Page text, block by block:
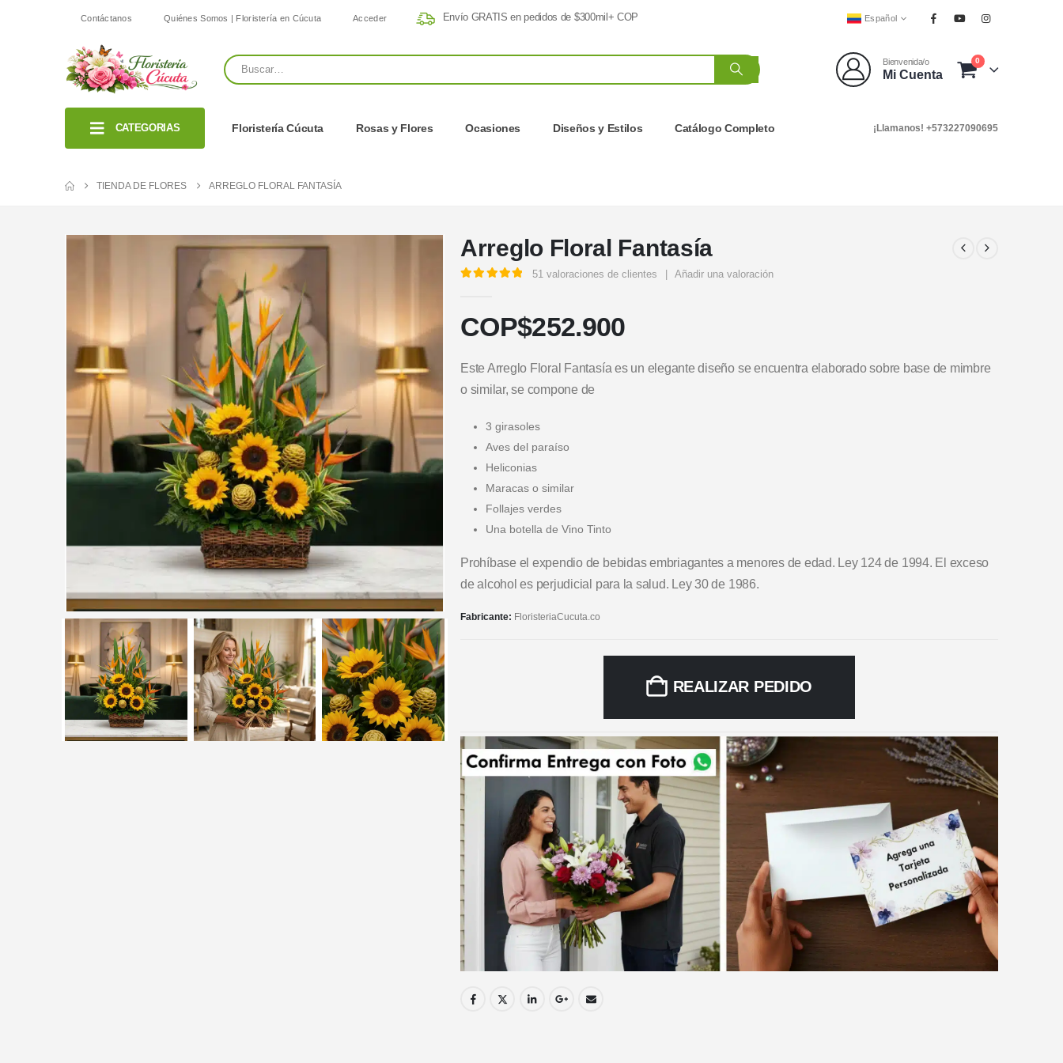
Contáctanos Quiénes Somos | Floristería en Cúcuta Acceder Envío GRATIS en pedidos de $300mil+ COP Español
Bienvenida/o
Mi Cuenta
0
CATEGORIAS Floristería Cúcuta Rosas y Flores Ocasiones Diseños y Estilos Catálogo Completo ¡Llamanos! +573227090695
TIENDA DE FLORES ARREGLO FLORAL FANTASÍA
Arreglo Floral Fantasía
51 valoraciones de clientes Añadir una valoración
COP$252.900
Este Arreglo Floral Fantasía es un elegante diseño se encuentra elaborado sobre base de mimbre
o similar, se compone de
3 girasoles
Aves del paraíso
Heliconias
Maracas o similar
Follajes verdes
Una botella de Vino Tinto
Prohíbase el expendio de bebidas embriagantes a menores de edad. Ley 124 de 1994. El exceso
de alcohol es perjudicial para la salud. Ley 30 de 1986.
Fabricante: FloristeriaCucuta.co
REALIZAR PEDIDO